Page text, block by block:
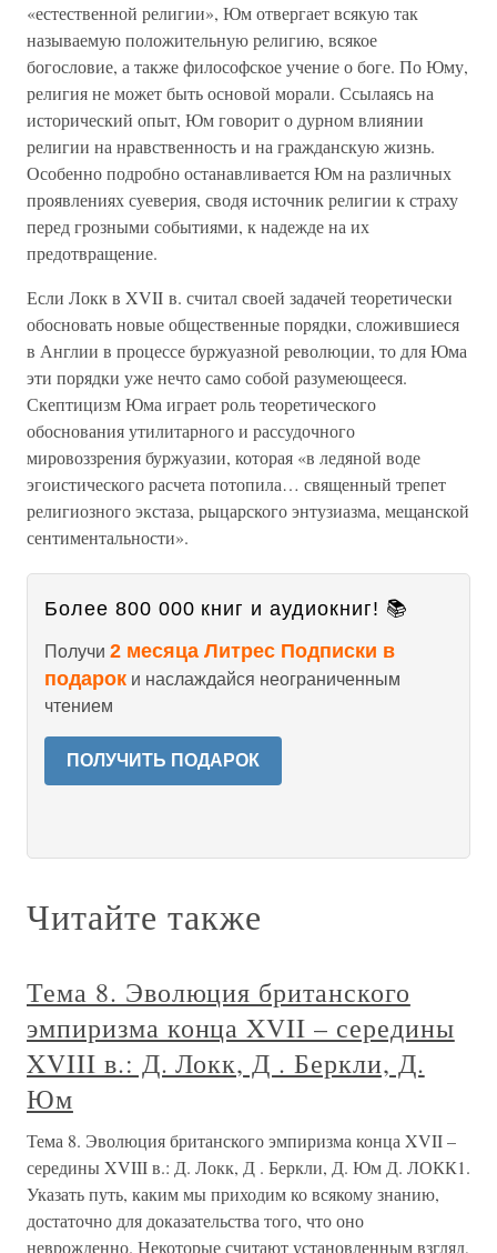
«естественной религии», Юм отвергает всякую так
называемую положительную религию, всякое
богословие, а также философское учение о боге. По Юму,
религия не может быть основой морали. Ссылаясь на
исторический опыт, Юм говорит о дурном влиянии
религии на нравственность и на гражданскую жизнь.
Особенно подробно останавливается Юм на различных
проявлениях суеверия, сводя источник религии к страху
перед грозными событиями, к надежде на их
предотвращение.
Если Локк в XVII в. считал своей задачей теоретически
обосновать новые общественные порядки, сложившиеся
в Англии в процессе буржуазной революции, то для Юма
эти порядки уже нечто само собой разумеющееся.
Скептицизм Юма играет роль теоретического
обоснования утилитарного и рассудочного
мировоззрения буржуазии, которая «в ледяной воде
эгоистического расчета потопила… священный трепет
религиозного экстаза, рыцарского энтузиазма, мещанской
сентиментальности».
Более 800 000 книг и аудиокниг! 📚
Получи 2 месяца Литрес Подписки в
подарок и наслаждайся неограниченным
чтением
ПОЛУЧИТЬ ПОДАРОК
Читайте также
Тема 8. Эволюция британского
эмпиризма конца XVII – середины
XVIII в.: Д. Локк, Д . Беркли, Д.
Юм
Тема 8. Эволюция британского эмпиризма конца XVII –
середины XVIII в.: Д. Локк, Д . Беркли, Д. Юм Д. ЛОКК1.
Указать путь, каким мы приходим ко всякому знанию,
достаточно для доказательства того, что оно
неврожденно. Некоторые считают установленным взгляд,